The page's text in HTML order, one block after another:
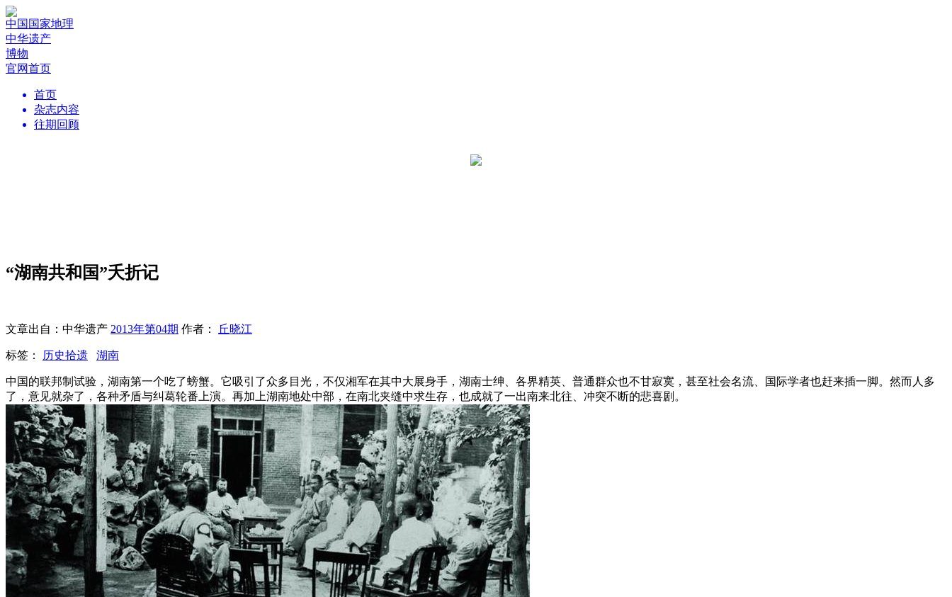
中国国家地理
中华遗产
博物
官网首页
首页
杂志内容
往期回顾
“湖南共和国”夭折记
文章出自：中华遗产 2013年第04期 作者： 丘晓江
标签： 历史拾遗 湖南
中国的联邦制试验，湖南第一个吃了螃蟹。它吸引了众多目光，不仅湘军在其中大展身手，湖南士绅、各界精英、普通群众也不甘寂寞，甚至社会名流、国际学者也赶来插一脚。然而人多
了，意见就杂了，各种矛盾与纠葛轮番上演。再加上湖南地处中部，在南北夹缝中求生存，也成就了一出南来北往、冲突不断的悲喜剧。